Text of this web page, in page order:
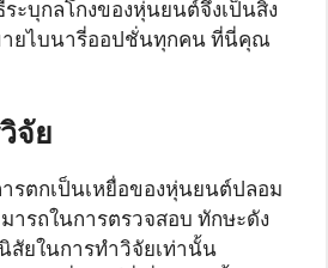
ะบุกลโกงของหุ่นยนต์จึงเป็นสิ่ง
ยไบนารี่ออปชั่นทุกคน ที่นี่คุณ
จัย
รตกเป็นเหยื่อของหุ่นยนต์ปลอม
ารถในการตรวจสอบ ทักษะดัง
สัยในการทำวิจัยเท่านั้น